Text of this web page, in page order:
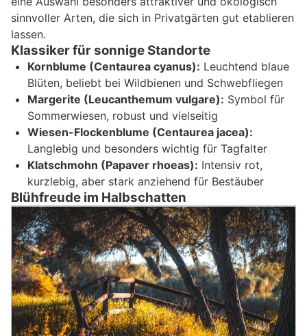
sinnvoller Arten, die sich in Privatgärten gut etablieren
lassen.
Klassiker für sonnige Standorte
Kornblume (Centaurea cyanus): Leuchtend blaue
Blüten, beliebt bei Wildbienen und Schwebfliegen
Margerite (Leucanthemum vulgare): Symbol für
Sommerwiesen, robust und vielseitig
Wiesen-Flockenblume (Centaurea jacea):
Langlebig und besonders wichtig für Tagfalter
Klatschmohn (Papaver rhoeas): Intensiv rot,
kurzlebig, aber stark anziehend für Bestäuber
Blühfreude im Halbschatten